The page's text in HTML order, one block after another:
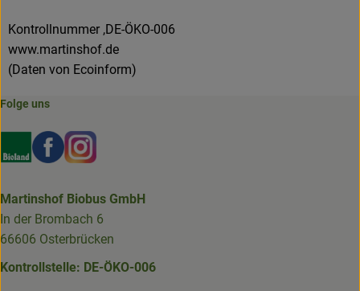
Kontrollnummer ,DE-ÖKO-006
www.martinshof.de
(Daten von Ecoinform)
Folge uns
Externer Link zu https://www.bioland.de/verbraucher
Externer Link zu https://www.facebook.com/
Externer Link zu https://www.instagram.com/
Martinshof Biobus GmbH
In der Brombach 6
66606 Osterbrücken
Kontrollstelle: DE-ÖKO-006